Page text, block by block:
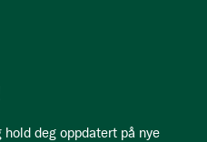
deg oppdatert på nye